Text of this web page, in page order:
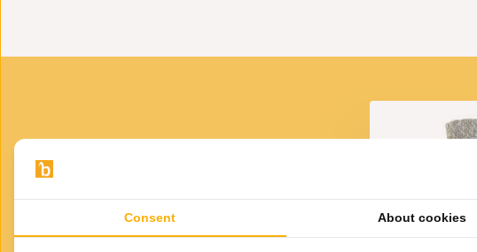
Gerelateerde
Consent About cookies